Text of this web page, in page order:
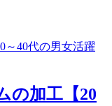
の加工【20